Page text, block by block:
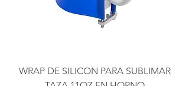
WRAP DE SILICON PARA SUBLIMAR